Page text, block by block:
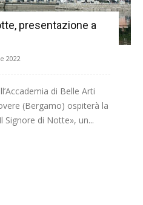
presentazione a
2022
di Belle Arti
(Bergamo) ospiterà la
Signore di Notte», un...